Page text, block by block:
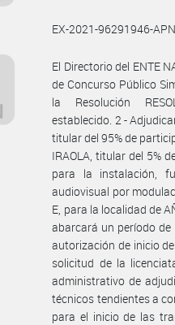
EX-2021-96291946-
El Directorio del ENTE
de Concurso Público
la Resolución
establecido. 2 -
titular del 95% de
IRAOLA, titular del 5%
para la instalación,
audiovisual por
E, para la localidad de
abarcará un período
autorización de inicio
solicitud de la
administrativo de
técnicos tendientes a
para el inicio de las